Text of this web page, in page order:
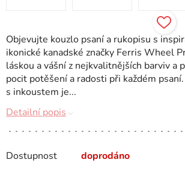
Dostupnost doprodáno
Objevujte kouzlo psaní a rukopisu s
ikonické kanadské značky Ferris Wheel
láskou a vášní z nejkvalitnějších barviv a
pocit potěšení a radosti při každém
s inkoustem je...
Detailní popis